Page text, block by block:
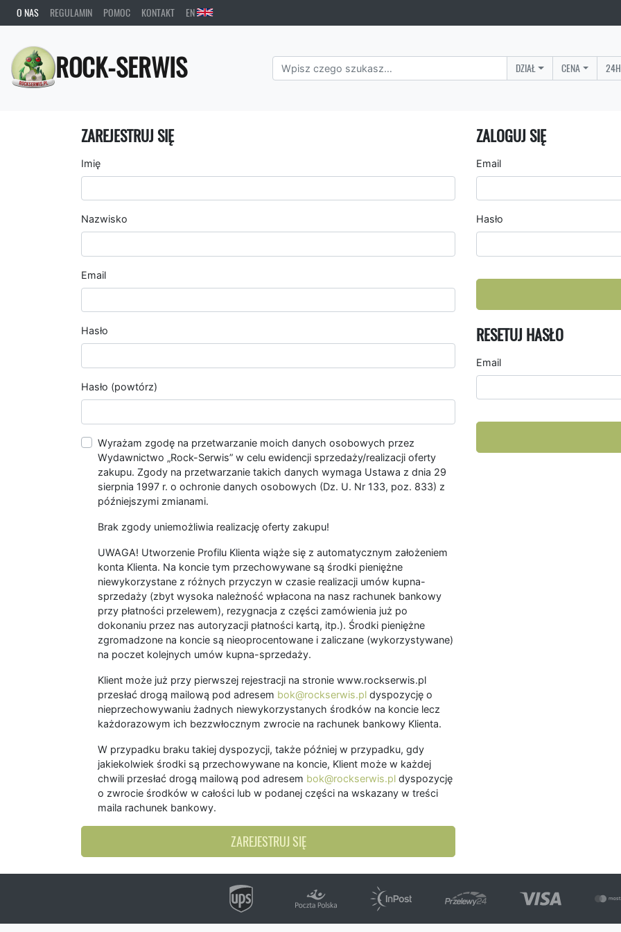
O NAS REGULAMIN POMOC KONTAKT EN
ROCK-SERWIS DZIAŁ CENA
ZAREJESTRUJ SIĘ
Imię
Nazwisko
Email
Hasło
Hasło (powtórz)
Wyrażam zgodę na przetwarzanie moich danych osobowych przez
Wydawnictwo „Rock-Serwis” w celu ewidencji sprzedaży/realizacji oferty
zakupu. Zgody na przetwarzanie takich danych wymaga Ustawa z dnia 29
sierpnia 1997 r. o ochronie danych osobowych (Dz. U. Nr 133, poz. 833) z
późniejszymi zmianami.
Brak zgody uniemożliwia realizację oferty zakupu!
UWAGA! Utworzenie Profilu Klienta wiąże się z automatycznym założeniem
konta Klienta. Na koncie tym przechowywane są środki pieniężne
niewykorzystane z różnych przyczyn w czasie realizacji umów kupna-
sprzedaży (zbyt wysoka należność wpłacona na nasz rachunek bankowy
przy płatności przelewem), rezygnacja z części zamówienia już po
dokonaniu przez nas autoryzacji płatności kartą, itp.). Środki pieniężne
zgromadzone na koncie są nieoprocentowane i zaliczane (wykorzystywane)
na poczet kolejnych umów kupna-sprzedaży.
Klient może już przy pierwszej rejestracji na stronie www.rockserwis.pl
przesłać drogą mailową pod adresem bok@rockserwis.pl dyspozycję o
nieprzechowywaniu żadnych niewykorzystanych środków na koncie lecz
każdorazowym ich bezzwłocznym zwrocie na rachunek bankowy Klienta.
W przypadku braku takiej dyspozycji, także później w przypadku, gdy
jakiekolwiek środki są przechowywane na koncie, Klient może w każdej
chwili przesłać drogą mailową pod adresem bok@rockserwis.pl dyspozycję
o zwrocie środków w całości lub w podanej części na wskazany w treści
maila rachunek bankowy.
ZAREJESTRUJ SIĘ
ZALOGUJ SIĘ
Email
Hasło
RESETUJ HASŁO
Email